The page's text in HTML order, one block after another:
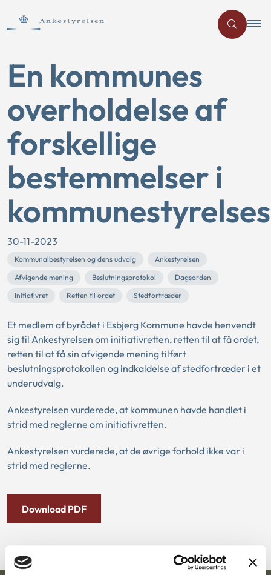
En kommunes
overholdelse af
forskellige
bestemmelser i
30-11-2023
Kommunalbestyrelsen og dens udvalg
Ankestyrelsen
Afvigende mening
Beslutningsprotokol
Dagsorden
Initiativret
Retten til ordet Stedfortræder
Et medlem af byrådet i Esbjerg Kommune havde henvendt
sig til Ankestyrelsen om initiativretten, retten til at få ordet,
retten til at få sin afvigende mening tilført
beslutningsprotokollen og indkaldelse af stedfortræder i et
underudvalg.
Ankestyrelsen vurderede, at kommunen havde handlet i
strid med reglerne om initiativretten.
Ankestyrelsen vurderede, at de øvrige forhold ikke var i
strid med reglerne.
Download PDF